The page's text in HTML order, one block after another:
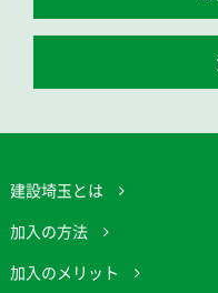
建設埼玉とは
加入の方法
加入のメリット